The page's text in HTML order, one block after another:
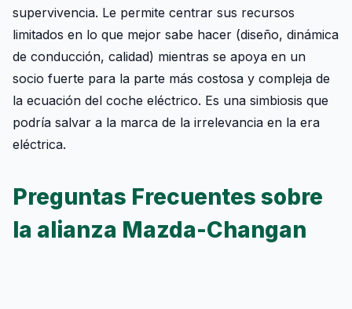
supervivencia. Le permite centrar sus recursos
limitados en lo que mejor sabe hacer (diseño, dinámica
de conducción, calidad) mientras se apoya en un
socio fuerte para la parte más costosa y compleja de
la ecuación del coche eléctrico. Es una simbiosis que
podría salvar a la marca de la irrelevancia en la era
eléctrica.
Preguntas Frecuentes sobre
la alianza Mazda-Changan